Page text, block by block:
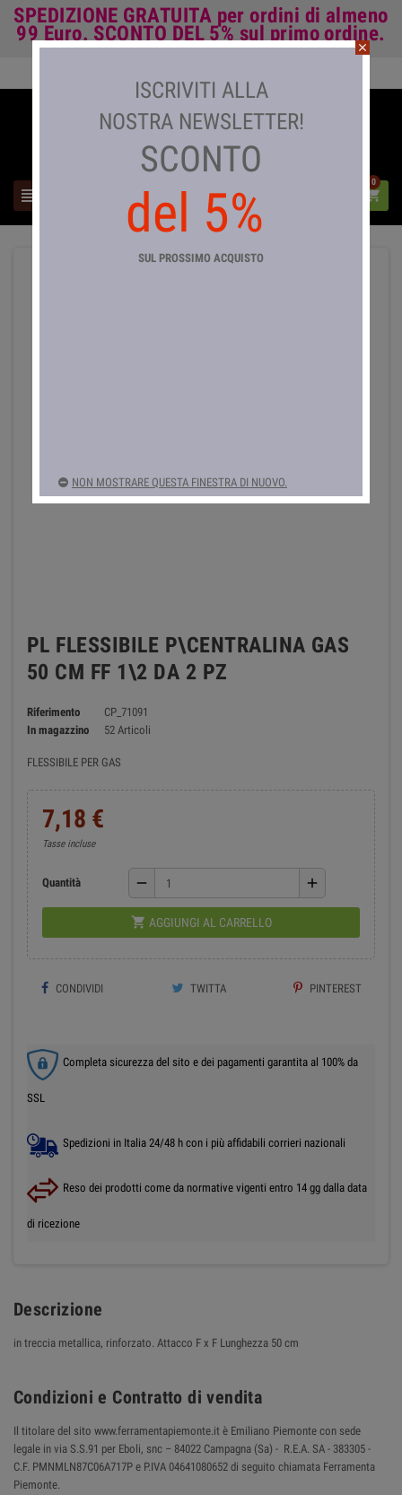
SPEDIZIONE GRATUITA per ordini di almeno
99 Euro. SCONTO DEL 5% sul primo ordine.
 
0
PL FLESSIBILE P\CENTRALINA GAS
50 CM FF 1\2 DA 2 PZ
Riferimento
CP_71091
In magazzino
52 Articoli
FLESSIBILE PER GAS
7,18 €
Tasse incluse
Quantità remove add
 AGGIUNGI AL CARRELLO
CONDIVIDI TWITTA PINTEREST
Completa sicurezza del sito e dei pagamenti garantita al 100% da
SSL
Spedizioni in Italia 24/48 h con i più affidabili corrieri nazionali
Reso dei prodotti come da normative vigenti entro 14 gg dalla data
di ricezione
Descrizione
in treccia metallica, rinforzato. Attacco F x F Lunghezza 50 cm
Condizioni e Contratto di vendita
Il titolare del sito www.ferramentapiemonte.it è Emiliano Piemonte con sede
legale in via S.S.91 per Eboli, snc – 84022 Campagna (Sa) - R.E.A. SA - 383305 -
C.F. PMNMLN87C06A717P e P.IVA 04641080652 di seguito chiamata Ferramenta
Piemonte.
close
ISCRIVITI ALLA
NOSTRA NEWSLETTER!
SCONTO
del 5%
SUL PROSSIMO ACQUISTO
NON MOSTRARE QUESTA FINESTRA DI NUOVO.